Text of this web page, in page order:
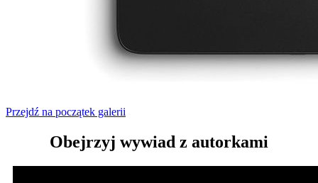
Przejdź na początek galerii
Obejrzyj wywiad z autorkami